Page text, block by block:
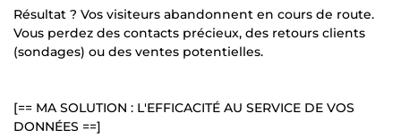
Résultat ? Vos visiteurs abandonnent en cours de route.
Vous perdez des contacts précieux, des retours clients
(sondages) ou des ventes potentielles.
[== MA SOLUTION : L'EFFICACITÉ AU SERVICE DE VOS
DONNÉES ==]